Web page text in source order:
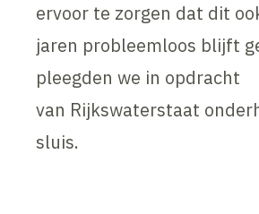
ervoor te zorgen dat dit
jaren probleemloos blijft
pleegden we in opdracht
van Rijkswaterstaat
sluis.